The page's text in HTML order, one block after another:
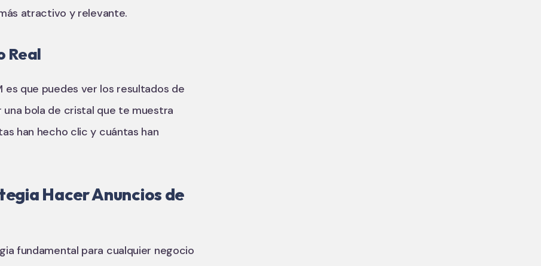
atractivo y relevante.
Real
es que puedes ver los resultados de
bola de cristal que te muestra
han hecho clic y cuántas han
Hacer Anuncios de
fundamental para cualquier negocio